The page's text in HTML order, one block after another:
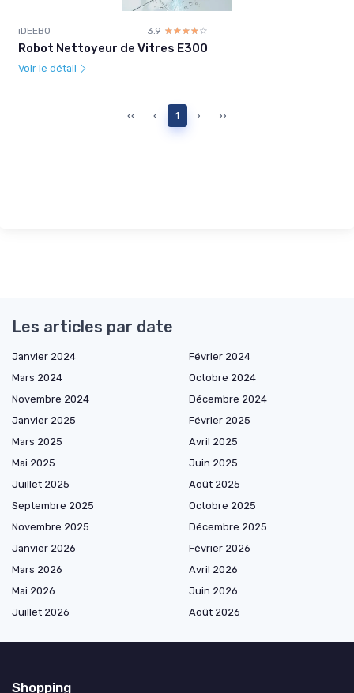
iDEEBO 3.9 ☆☆☆☆☆
★★★★★
Robot Nettoyeur de Vitres E300
Voir le détail
‹‹ ‹ 1 › ››
Les articles par date
Janvier 2024
Février 2024
Mars 2024
Octobre 2024
Novembre 2024
Décembre 2024
Janvier 2025
Février 2025
Mars 2025
Avril 2025
Mai 2025
Juin 2025
Juillet 2025
Août 2025
Septembre 2025
Octobre 2025
Novembre 2025
Décembre 2025
Janvier 2026
Février 2026
Mars 2026
Avril 2026
Mai 2026
Juin 2026
Juillet 2026
Août 2026
Shopping